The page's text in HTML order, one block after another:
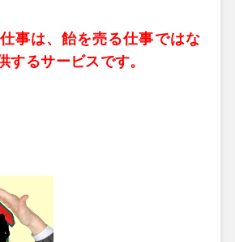
事は、飴を売る仕事ではな
するサービスです。